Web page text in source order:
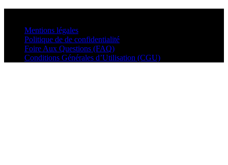
Mentions légales
Politique de de confidentialité
Foire Aux Questions (FAQ)
Conditions Générales d’Utilisation (CGU)